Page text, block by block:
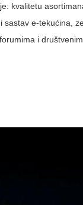
kvalitetu
e-tekućina,
i